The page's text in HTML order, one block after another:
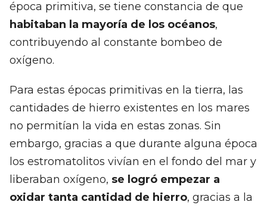
época primitiva, se tiene constancia de que
habitaban la mayoría de los océanos,
contribuyendo al constante bombeo de
oxígeno.
Para estas épocas primitivas en la tierra, las
cantidades de hierro existentes en los mares
no permitían la vida en estas zonas. Sin
embargo, gracias a que durante alguna época
los estromatolitos vivían en el fondo del mar y
liberaban oxígeno, se logró empezar a
oxidar tanta cantidad de hierro, gracias a la